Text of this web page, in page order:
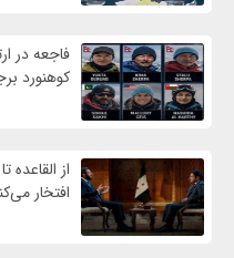
کوهنورد
از
افتخار